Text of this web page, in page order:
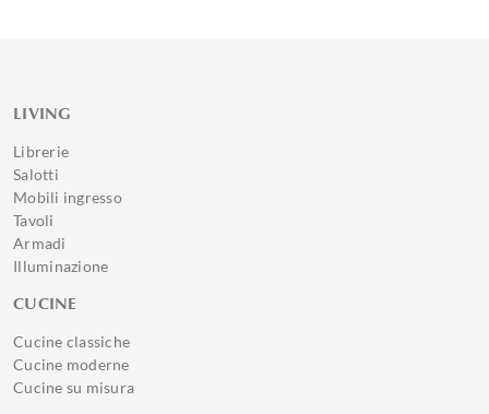
LIVING
Librerie
Salotti
Mobili ingresso
Tavoli
Armadi
Illuminazione
CUCINE
Cucine classiche
Cucine moderne
Cucine su misura